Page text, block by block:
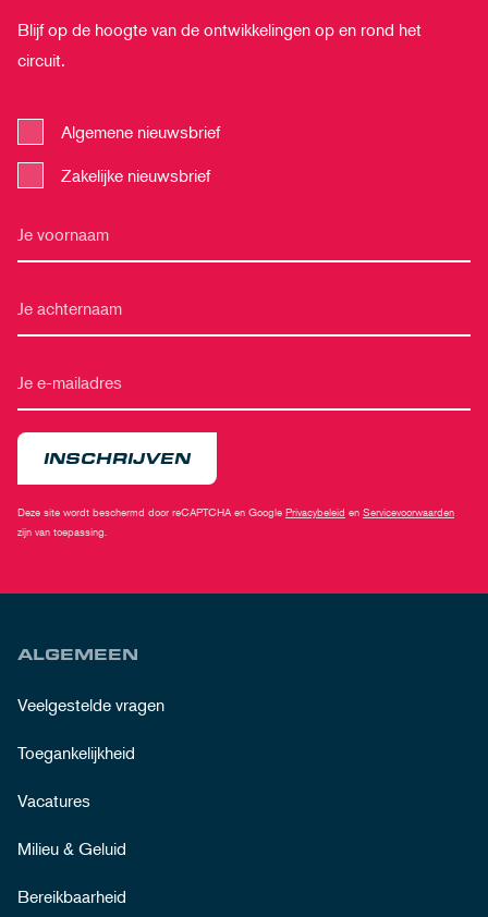
Blijf op de hoogte van de ontwikkelingen op en rond het
circuit.
Algemene nieuwsbrief
Zakelijke nieuwsbrief
INSCHRIJVEN
Deze site wordt beschermd door reCAPTCHA en Google Privacybeleid en Servicevoorwaarden
zijn van toepassing.
ALGEMEEN
Veelgestelde vragen
Toegankelijkheid
Vacatures
Milieu & Geluid
Bereikbaarheid